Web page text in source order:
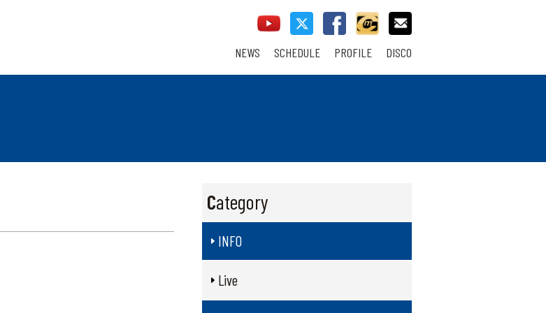
NEWS SCHEDULE PROFILE DISCO
Category
INFO
Live